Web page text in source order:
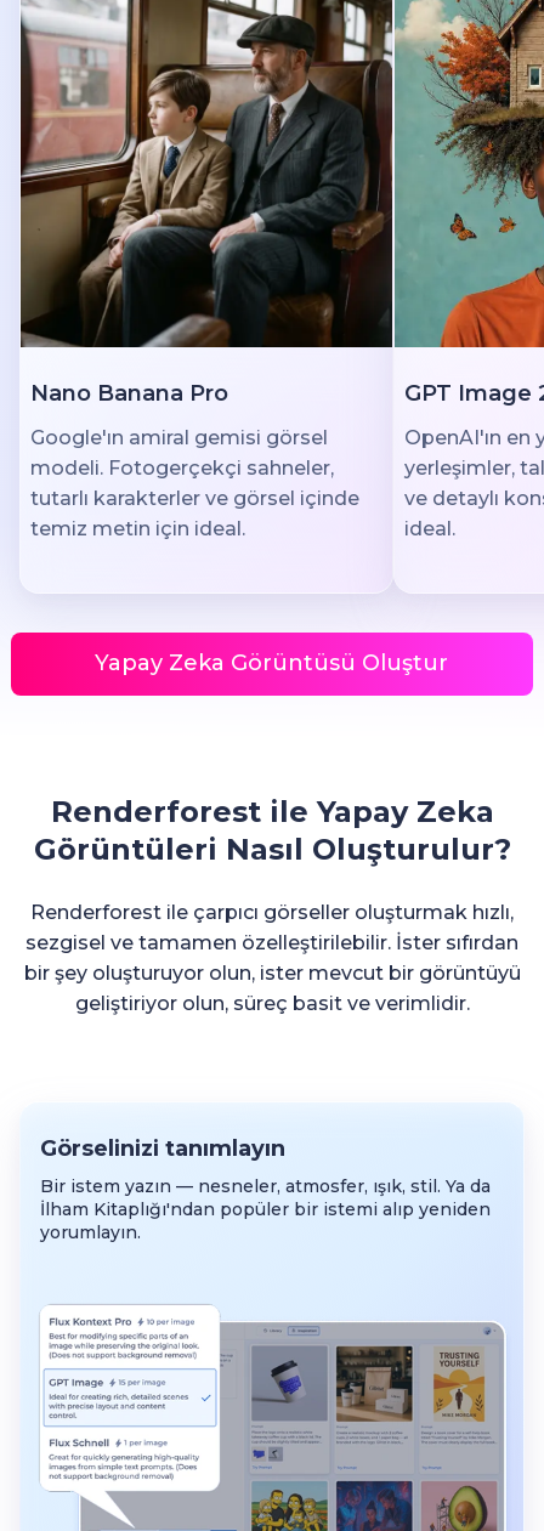
Nano Banana Pro
Google'ın amiral gemisi görsel
modeli. Fotogerçekçi sahneler,
tutarlı karakterler ve görsel içinde
temiz metin için ideal.
GPT Image
OpenAI'ın en
yerleşimler,
ve detaylı
ideal.
Yapay Zeka Görüntüsü Oluştur
Renderforest ile Yapay Zeka
Görüntüleri Nasıl Oluşturulur?
Renderforest ile çarpıcı görseller oluşturmak hızlı,
sezgisel ve tamamen özelleştirilebilir. İster sıfırdan
bir şey oluşturuyor olun, ister mevcut bir görüntüyü
geliştiriyor olun, süreç basit ve verimlidir.
Görselinizi tanımlayın
Bir istem yazın — nesneler, atmosfer, ışık, stil. Ya da
İlham Kitaplığı'ndan popüler bir istemi alıp yeniden
yorumlayın.